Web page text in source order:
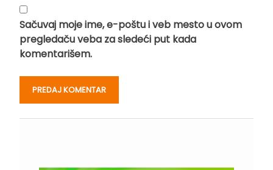
Sačuvaj moje ime, e-poštu i veb mesto u ovom
pregledaču veba za sledeći put kada
komentarišem.